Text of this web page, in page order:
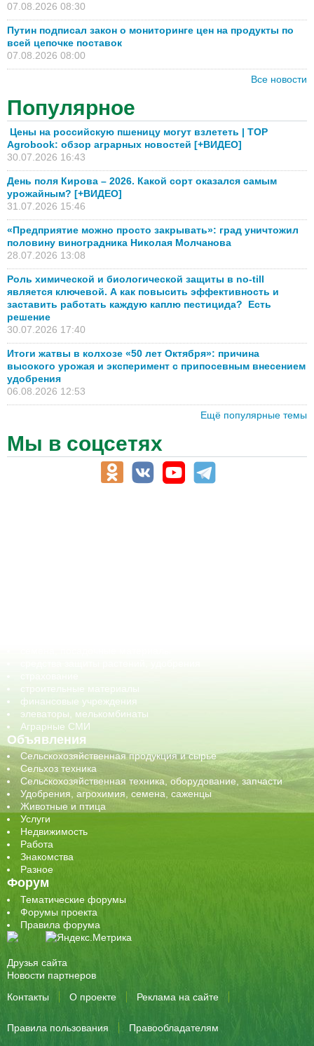
07.08.2026 08:30
Путин подписал закон о мониторинге цен на продукты по
всей цепочке поставок
07.08.2026 08:00
Все новости
Популярное
Цены на российскую пшеницу могут взлететь | TOP
Agrobook: обзор аграрных новостей [+ВИДЕО]
30.07.2026 16:43
День поля Кирова – 2026. Какой сорт оказался самым
урожайным? [+ВИДЕО]
31.07.2026 15:46
«Предприятие можно просто закрывать»: град уничтожил
половину виноградника Николая Молчанова
28.07.2026 13:08
Роль химической и биологической защиты в no-till
является ключевой. А как повысить эффективность и
заставить работать каждую каплю пестицида? Есть
решение
30.07.2026 17:40
Итоги жатвы в колхозе «50 лет Октября»: причина
высокого урожая и эксперимент с припосевным внесением
удобрения
06.08.2026 12:53
Ещё популярные темы
Мы в соцсетях
строительные материалы
финансовые учреждения
элеваторы, мелькомбинаты
Аграрные СМИ
Объявления
Сельскохозяйственная продукция и сырье
Сельхоз техника
Сельскохозяйственная техника, оборудование, запчасти
Удобрения, агрохимия, семена, саженцы
Животные и птица
Услуги
Недвижимость
Работа
Знакомства
Разное
Форум
Тематические форумы
Форумы проекта
Правила форума
Друзья сайта
Новости партнеров
Контакты
О проекте Реклама на сайте
Правила пользования
Правообладателям